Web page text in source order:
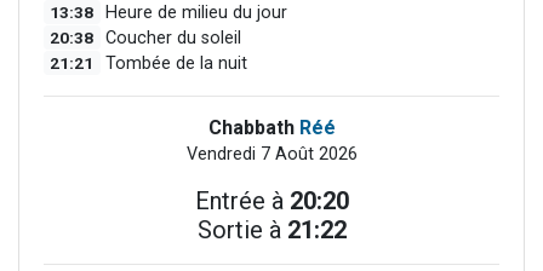
13:38 Heure de milieu du jour
20:38 Coucher du soleil
21:21 Tombée de la nuit
Chabbath Réé
Vendredi 7 Août 2026
Entrée à 20:20
Sortie à 21:22